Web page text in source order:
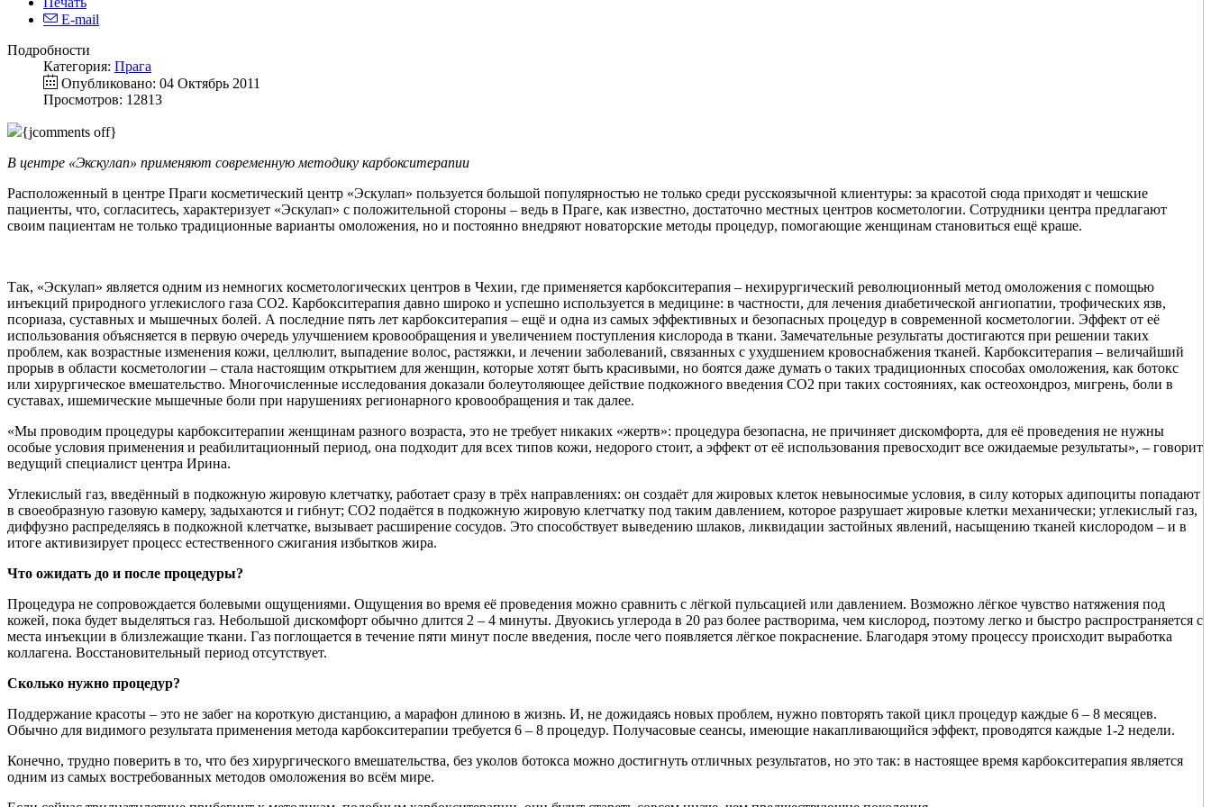
E-mail
Подробности
Категория: Прага
Опубликовано: 04 Октябрь 2011
Просмотров: 12813
{jcomments off}
В центре «Экскулап» применяют современную методику карбокситерапии
Расположенный в центре Праги косметический центр «Эскулап» пользуется большой популярностью не только среди русскоязычной клиентуры: за красотой сюда приходят и чешские
пациенты, что, согласитесь, характеризует «Эскулап» с положительной стороны – ведь в Праге, как известно, достаточно местных центров косметологии. Сотрудники центра предлагают
своим пациентам не только традиционные варианты омоложения, но и постоянно внедряют новаторские методы процедур, помогающие женщинам становиться ещё краше.
Так, «Эскулап» является одним из немногих косметологических центров в Чехии, где применяется карбокситерапия – нехирургический революционный метод омоложения с помощью
инъекций природного углекислого газа CO2. Карбокситерапия давно широко и успешно используется в медицине: в частности, для лечения диабетической ангиопатии, трофических язв,
псориаза, суставных и мышечных болей. А последние пять лет карбокситерапия – ещё и одна из самых эффективных и безопасных процедур в современной косметологии. Эффект от её
использования объясняется в первую очередь улучшением кровообращения и увеличением поступления кислорода в ткани. Замечательные результаты достигаются при решении таких
проблем, как возрастные изменения кожи, целлюлит, выпадение волос, растяжки, и лечении заболеваний, связанных с ухудшением кровоснабжения тканей. Карбокситерапия – величайший
прорыв в области косметологии – стала настоящим открытием для женщин, которые хотят быть красивыми, но боятся даже думать о таких традиционных способах омоложения, как ботокс
или хирургическое вмешательство. Многочисленные исследования доказали болеутоляющее действие подкожного введения СО2 при таких состояниях, как остеохондроз, мигрень, боли в
суставах, ишемические мышечные боли при нарушениях регионарного кровообращения и так далее.
«Мы проводим процедуры карбокситерапии женщинам разного возраста, это не требует никаких «жертв»: процедура безопасна, не причиняет дискомфорта, для её проведения не нужны
особые условия применения и реабилитационный период, она подходит для всех типов кожи, недорого стоит, а эффект от её использования превосходит все ожидаемые результаты», – говорит
ведущий специалист центра Ирина.
Углекислый газ, введённый в подкожную жировую клетчатку, работает сразу в трёх направлениях: он создаёт для жировых клеток невыносимые условия, в силу которых адипоциты попадают
в своеобразную газовую камеру, задыхаются и гибнут; СО2 подаётся в подкожную жировую клетчатку под таким давлением, которое разрушает жировые клетки механически; углекислый газ,
диффузно распределяясь в подкожной клетчатке, вызывает расширение сосудов. Это способствует выведению шлаков, ликвидации застойных явлений, насыщению тканей кислородом – и в
итоге активизирует процесс естественного сжигания избытков жира.
Что ожидать до и после процедуры?
Процедура не сопровождается болевыми ощущениями. Ощущения во время её проведения можно сравнить с лёгкой пульсацией или давлением. Возможно лёгкое чувство натяжения под
кожей, пока будет выделяться газ. Небольшой дискомфорт обычно длится 2 – 4 минуты. Двуокись углерода в 20 раз более растворима, чем кислород, поэтому легко и быстро распространяется с
места инъекции в близлежащие ткани. Газ поглощается в течение пяти минут после введения, после чего появляется лёгкое покраснение. Благодаря этому процессу происходит выработка
коллагена. Восстановительный период отсутствует.
Сколько нужно процедур?
Поддержание красоты – это не забег на короткую дистанцию, а марафон длиною в жизнь. И, не дожидаясь новых проблем, нужно повторять такой цикл процедур каждые 6 – 8 месяцев.
Обычно для видимого результата применения метода карбокситерапии требуется 6 – 8 процедур. Получасовые сеансы, имеющие накапливающийся эффект, проводятся каждые 1-2 недели.
Конечно, трудно поверить в то, что без хирургического вмешательства, без уколов ботокса можно достигнуть отличных результатов, но это так: в настоящее время карбокситерапия является
одним из самых востребованных методов омоложения во всём мире.